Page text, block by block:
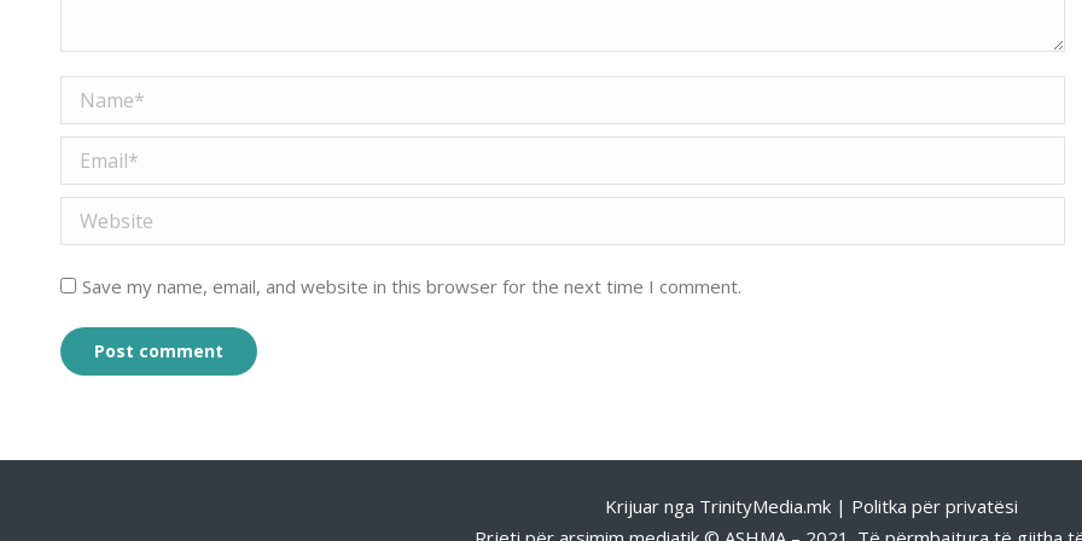
Name *
Email *
Website
Save my name, email, and website in this browser for the next time I comment.
Post comment
Krijuar nga TrinityMedia.mk | Politka për privatësi